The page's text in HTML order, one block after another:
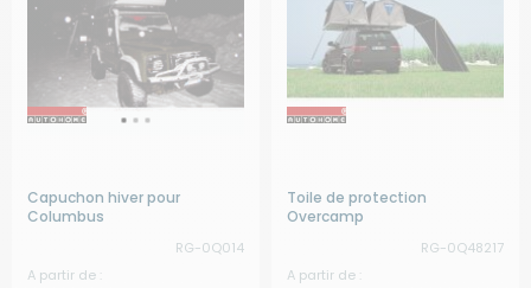
Capuchon hiver pour
Columbus
RG-0Q014
A partir de :
Toile de protection
Overcamp
RG-0Q48217
A partir de :